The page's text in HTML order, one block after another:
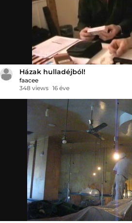
Házak hulladéjból!
faacee
348 views 16 éve